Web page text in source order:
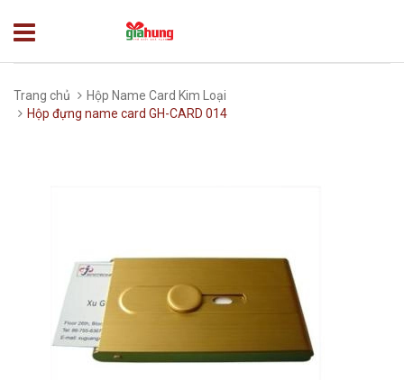
Trang chủ
Hộp Name Card Kim Loại
Hộp đựng name card GH-CARD 014